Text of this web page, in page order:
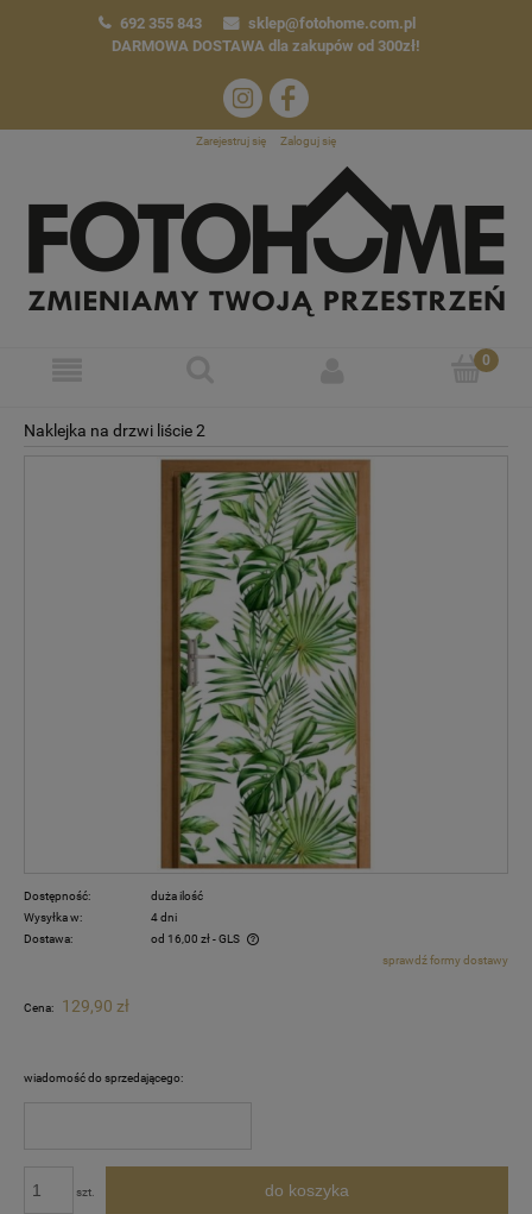
692 355 843
sklep@fotohome.com.pl
DARMOWA DOSTAWA dla zakupów od 300zł!
Zarejestruj się Zaloguj się
Naklejka na drzwi liście 2
Dostępność:
duża ilość
Wysyłka w:
4 dni
Dostawa:
od 16,00 zł- GLS
Cena nie zawiera ewentualnych kosztów płatnościsprawdź formy dostawy
Cena: 129,90 zł
wiadomość do sprzedającego:
szt. do koszyka